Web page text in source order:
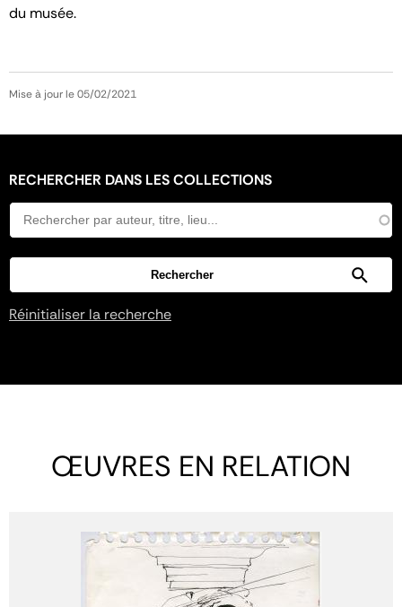
du musée.
Mise à jour le 05/02/2021
RECHERCHER DANS LES COLLECTIONS
Réinitialiser la recherche
ŒUVRES EN RELATION